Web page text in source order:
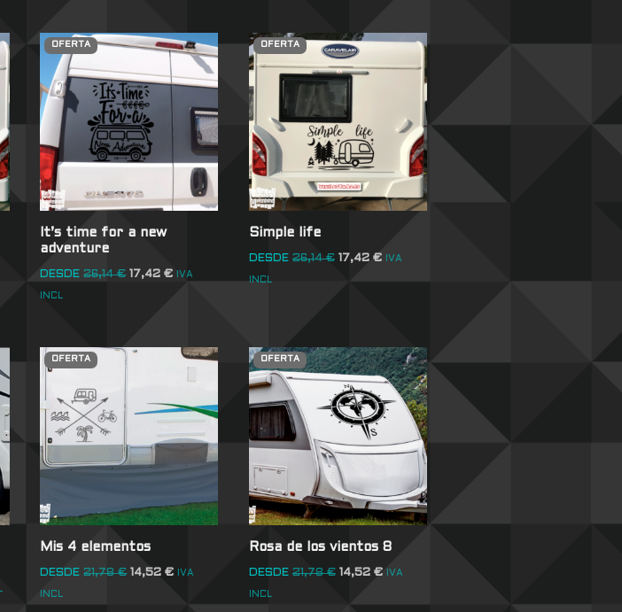
OFERTA
It’s time for a new
adventure
DESDE 26,14€ 17,42€ IVA
INCL
OFERTA
Simple life
DESDE 26,14€ 17,42 € IVA
INCL
OFERTA
Mis 4 elementos
DESDE 21,78€ 14,52€ IVA
INCL
OFERTA
Rosa de los vientos 8
DESDE 21,78€ 14,52 € IVA
INCL